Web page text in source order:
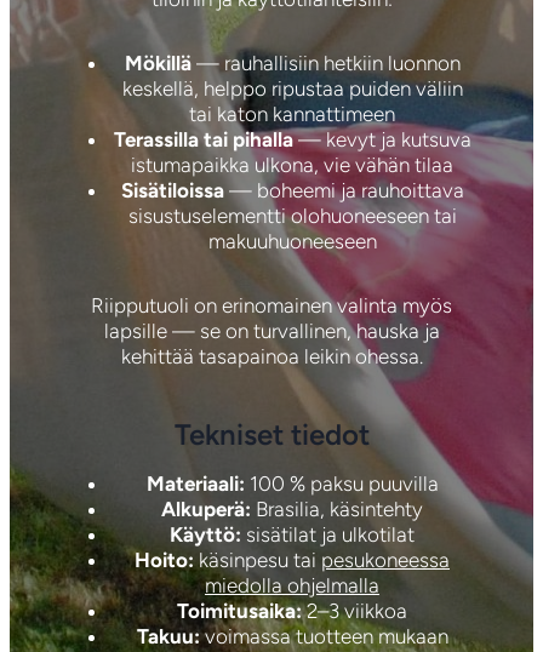
Mökillä— rauhallisiin hetkiin luonnon
keskellä, helppo ripustaa puiden väliin
tai katon kannattimeen
Terassilla tai pihalla— kevyt ja kutsuva
istumapaikka ulkona, vie vähän tilaa
Sisätiloissa— boheemi ja rauhoittava
sisustuselementti olohuoneeseen tai
makuuhuoneeseen
Riipputuoli on erinomainen valinta myös
lapsille — se on turvallinen, hauska ja
kehittää tasapainoa leikin ohessa.
Tekniset tiedot
Materiaali: 100 % paksu puuvilla
Alkuperä: Brasilia, käsintehty
Käyttö: sisätilat ja ulkotilat
Hoito: käsinpesu tai pesukoneessa
miedolla ohjelmalla
Toimitusaika:2–3 viikkoa
Takuu:voimassa tuotteen mukaan